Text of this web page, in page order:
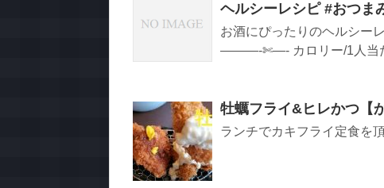
ヘルシーレシピ #おつま
お酒にぴったりのヘル
———-✄—- カロリー/1人当
牡蠣フライ&ヒレかつ【
ランチでカキフライ定食を